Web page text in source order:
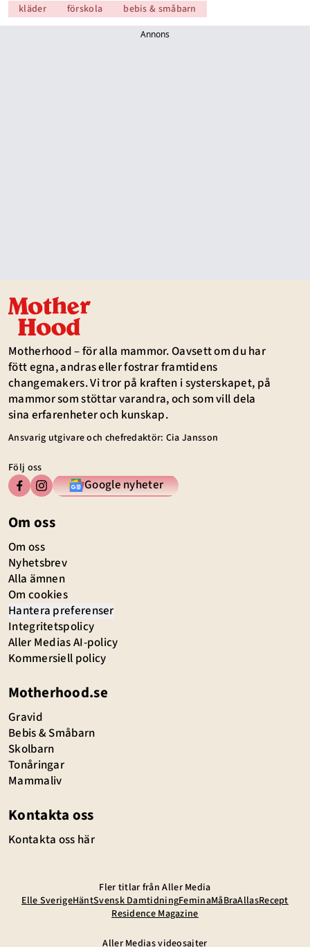
kläder förskola bebis & småbarn
Annons
Motherhood – för alla mammor. Oavsett om du har
fött egna, andras eller fostrar framtidens
changemakers. Vi tror på kraften i systerskapet, på
mammor som stöttar varandra, och som vill dela
sina erfarenheter och kunskap.
Ansvarig utgivare och chefredaktör: Cia Jansson
Följ oss
Google nyheter
Om oss
Om oss
Nyhetsbrev
Alla ämnen
Om cookies
Hantera preferenser
Integritetspolicy
Aller Medias AI-policy
Kommersiell policy
Motherhood.se
Gravid
Bebis & Småbarn
Skolbarn
Tonåringar
Mammaliv
Kontakta oss
Kontakta oss här
Fler titlar från Aller Media
Elle SverigeHäntSvensk DamtidningFeminaMåBraAllasRecept
Residence Magazine
Aller Medias videosajter